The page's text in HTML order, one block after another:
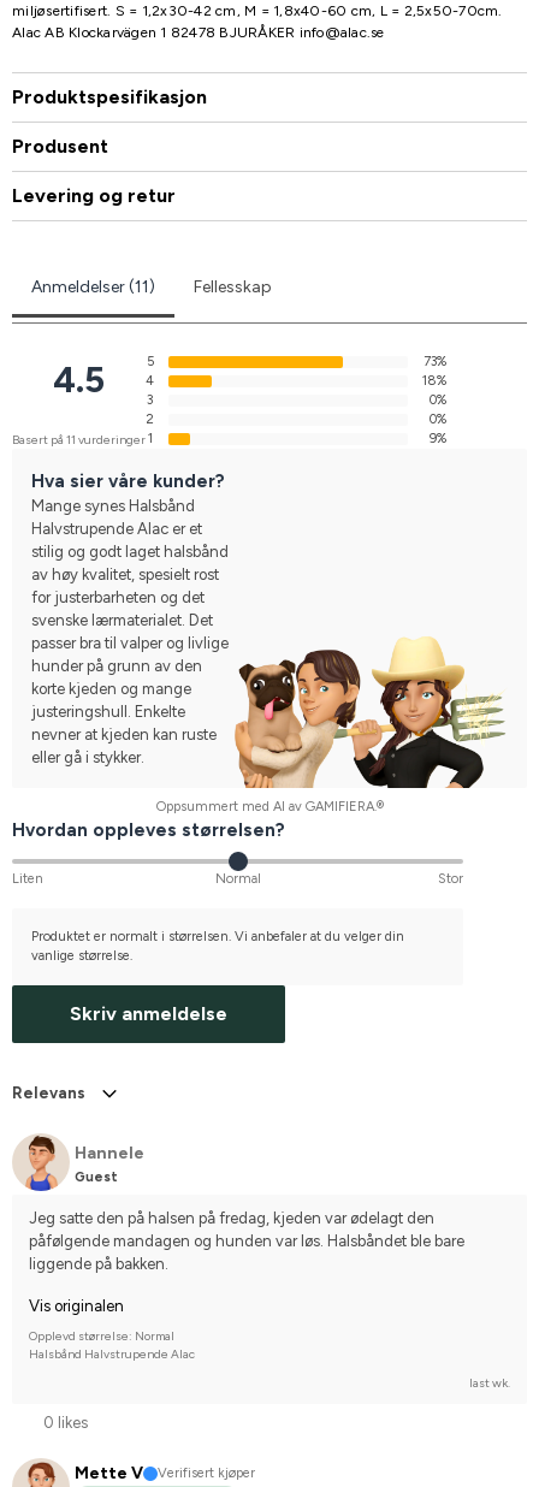
miljøsertifisert. S = 1,2x30-42 cm, M = 1,8x40-60 cm, L = 2,5x50-70cm.
Alac AB Klockarvägen 1 82478 BJURÅKER info@alac.se
Produktspesifikasjon
Produsent
Levering og retur
Anmeldelser (11) Fellesskap
4.5
Basert på 11 vurderinger
5
73%
4
18%
3
0%
2
0%
1
9%
Hva sier våre kunder?
Mange synes Halsbånd
Halvstrupende Alac er et
stilig og godt laget halsbånd
av høy kvalitet, spesielt rost
for justerbarheten og det
svenske lærmaterialet. Det
passer bra til valper og livlige
hunder på grunn av den
korte kjeden og mange
justeringshull. Enkelte
nevner at kjeden kan ruste
eller gå i stykker.
Oppsummert med AI av GAMIFIERA.®
Hvordan oppleves størrelsen?
Liten Normal Stor
Produktet er normalt i størrelsen. Vi anbefaler at du velger din
vanlige størrelse.
Skriv anmeldelse
Relevans
Hannele
Guest
Jeg satte den på halsen på fredag, kjeden var ødelagt den
påfølgende mandagen og hunden var løs. Halsbåndet ble bare
liggende på bakken.
Vis originalen
Opplevd størrelse: Normal
Halsbånd Halvstrupende Alac
last wk.
0 likes
Mette V Verifisert kjøper